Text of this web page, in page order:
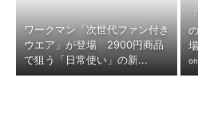
ワークマン「次世代ファン付き
ウエア」が登場 2900円商品
で狙う「日常使い」の新...
on